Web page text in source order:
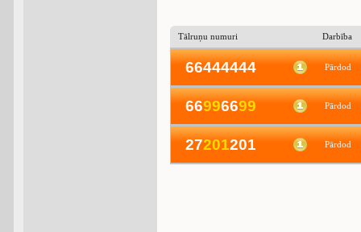
Tālruņu numuri Darbība
66444444 Pārdod
66996699 Pārdod
27201201 Pārdod